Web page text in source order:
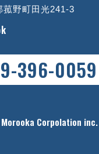
菰野町田光241-3
396-0059
Corpolation inc.